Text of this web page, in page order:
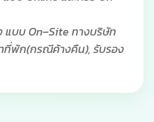
บบ On–Site ทางบริษัท
ที่พัก(กรณีค้างคืน), รับรอง